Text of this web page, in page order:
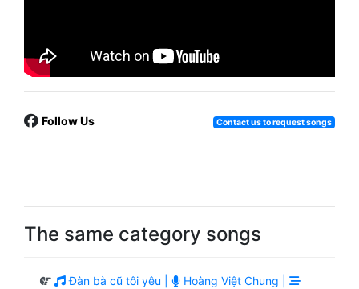
Follow Us Contact us to request songs
The same category songs
Đàn bà cũ tôi yêu |
Hoàng Việt Chung |